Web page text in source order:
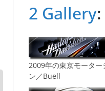
2 Gallery:
2009年の東京モータ
ン／Buell